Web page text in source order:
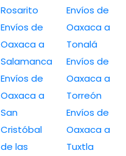
Rosarito
Envíos de
Oaxaca a
Salamanca
Envíos de
Oaxaca a
San
Cristóbal
de las
Envíos de
Oaxaca a
Tonalá
Envíos de
Oaxaca a
Torreón
Envíos de
Oaxaca a
Tuxtla